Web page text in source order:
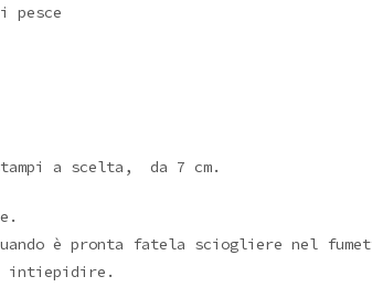
pesce
a scelta, da 7 cm.
è pronta fatela sciogliere nel
intiepidire.